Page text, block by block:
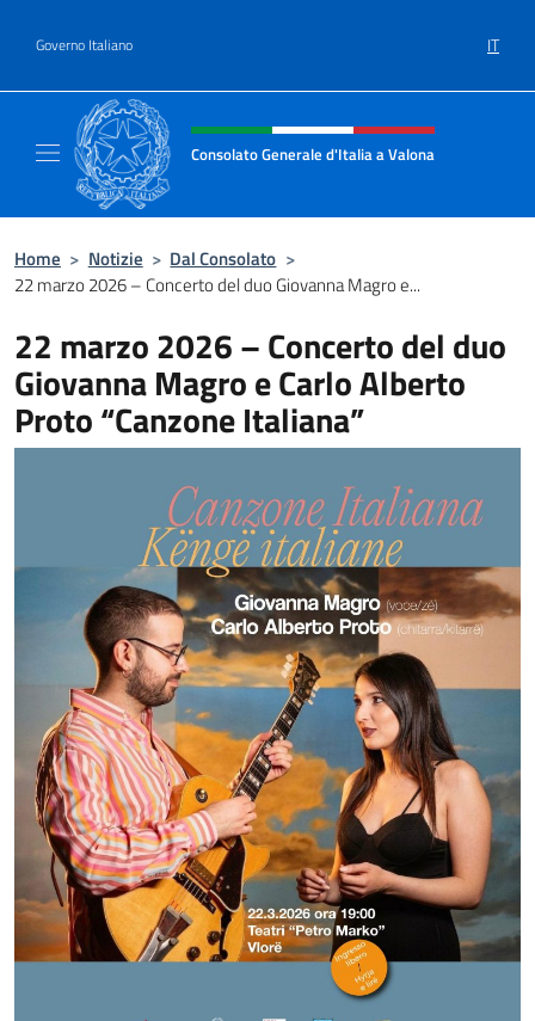
Governo Italiano IT
Intestazione sito, social e menù
Consolato Generale d'Italia a Valona
Home > Notizie > Dal Consolato >
22 marzo 2026 – Concerto del duo Giovanna Magro e...
22 marzo 2026 – Concerto del duo
Giovanna Magro e Carlo Alberto
Proto “Canzone Italiana”